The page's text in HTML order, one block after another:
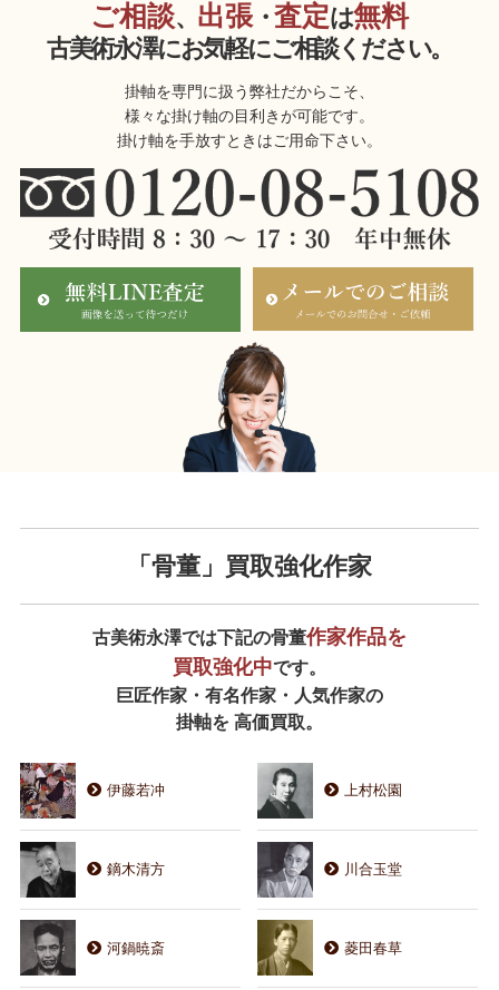
ご相談、 出張・査定は無料
古美術永澤にお気軽にご相談ください。
掛軸を専門に扱う弊社だからこそ、
様々な掛け軸の目利きが可能です。
掛け軸を手放すときはご用命下さい。
「骨董」買取強化作家
古美術永澤では下記の骨董作家作品を
買取強化中です。
巨匠作家・有名作家・人気作家の
掛軸を 高価買取。
伊藤若冲 上村松園
鏑木清方 川合玉堂
河鍋暁斎 菱田春草